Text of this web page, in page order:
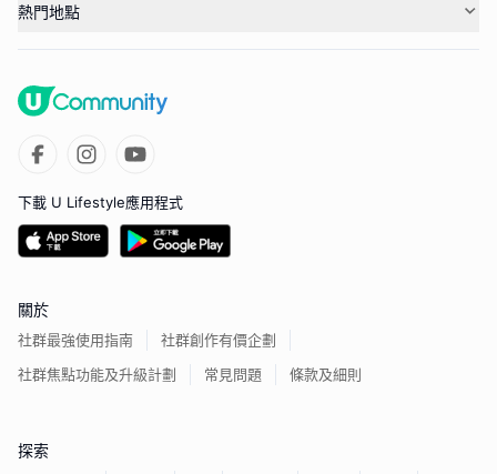
熱門地點
下載 U Lifestyle應用程式
關於
社群最強使用指南
社群創作有價企劃
社群焦點功能及升級計劃
常見問題 條款及細則
探索